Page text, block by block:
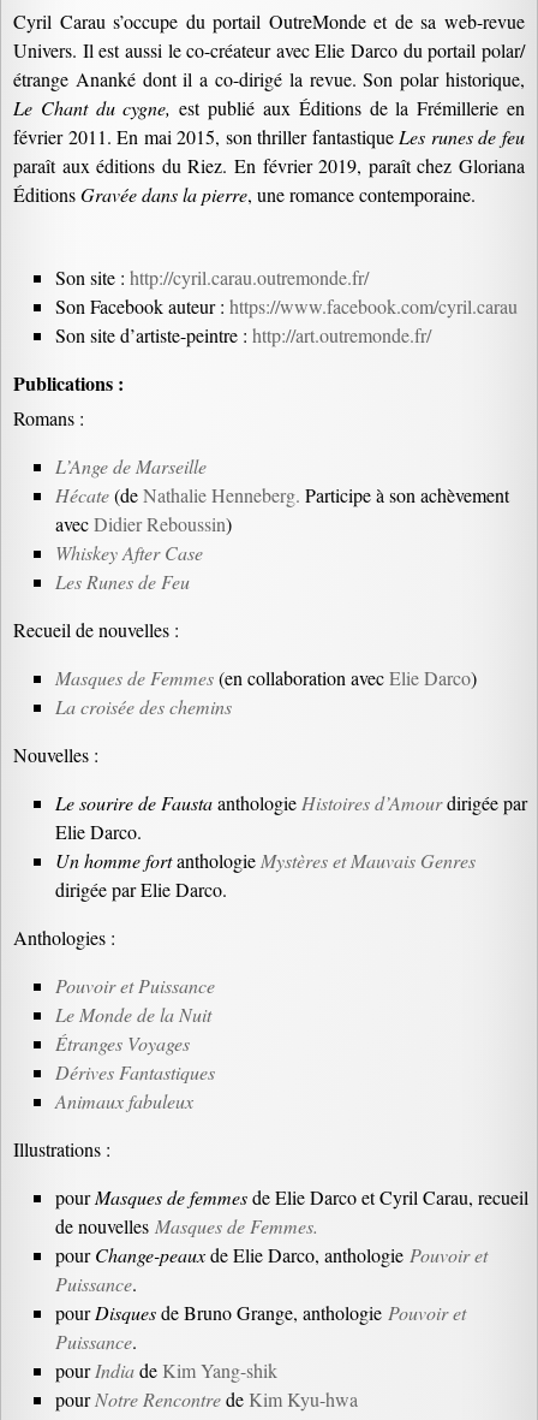
Cyril Carau s’occupe du portail OutreMonde et de sa web-revue
Univers. Il est aussi le co-créateur avec Elie Darco du portail polar/
étrange Ananké dont il a co-dirigé la revue. Son polar historique,
Le Chant du cygne, est publié aux Éditions de la Frémillerie en
février 2011. En mai 2015, son thriller fantastique Les runes de feu
paraît aux éditions du Riez. En février 2019, paraît chez Gloriana
ÉditionsGravée dans la pierre, une romance contemporaine.
Son site : http://cyril.carau.outremonde.fr/
Son Facebook auteur : https://www.facebook.com/cyril.carau
Son site d’artiste-peintre : http://art.outremonde.fr/
Publications :
Romans :
L’Ange de Marseille
Hécate(deNathalie Henneberg. Participe à son achèvement
avecDidier Reboussin)
Whiskey After Case
Les Runes de Feu
Recueil de nouvelles :
Masques de Femmes(en collaboration avecElie Darco)
La croisée des chemins
Nouvelles :
Le sourire de Faustaanthologie Histoires d’Amourdirigée par
Elie Darco.
Un homme fortanthologie Mystères et Mauvais Genres
dirigée par Elie Darco.
Anthologies :
Pouvoir et Puissance
Le Monde de la Nuit
Étranges Voyages
Dérives Fantastiques
Animaux fabuleux
Illustrations :
pourMasques de femmesde Elie Darco et Cyril Carau, recueil
de nouvelles Masques de Femmes.
pourChange-peauxde Elie Darco, anthologie Pouvoir et
Puissance.
pourDisquesde Bruno Grange, anthologie Pouvoir et
Puissance.
pourIndiadeKim Yang-shik
pourNotre Rencontrede Kim Kyu-hwa